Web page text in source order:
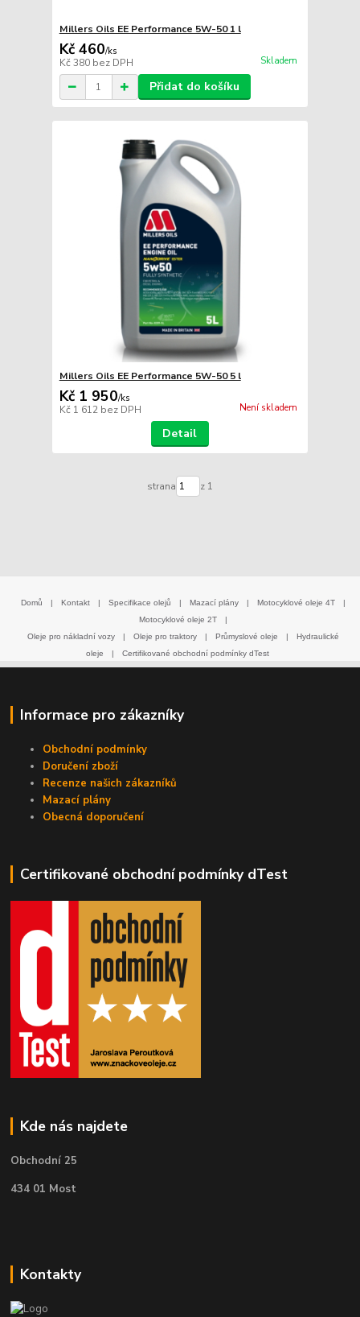
Millers Oils EE Performance 5W-50 1 l
Kč 460/ks
Kč 380 bez DPH Skladem
Přidat do košíku
Millers Oils EE Performance 5W-50 5 l
Kč 1 950/ks
Kč 1 612 bez DPH Není skladem
Detail
strana z 1
Domů | Kontakt | Specifikace olejů | Mazací plány | Motocyklové oleje 4T
|
Motocyklové oleje 2T
|
Oleje pro nákladní vozy
| Oleje pro traktory | Průmyslové oleje |
Hydraulické
oleje
| Certifikované obchodní podmínky dTest
Informace pro zákazníky
Obchodní podmínky
Doručení zboží
Recenze našich zákazníků
Mazací plány
Obecná doporučení
Certifikované obchodní podmínky dTest
Kde nás najdete
Obchodní 25
434 01 Most
Kontakty